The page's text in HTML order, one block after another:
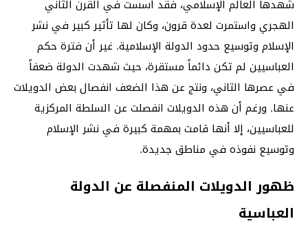
شهدها العالم الإسلامي، فقد أسست في القرن الثاني
الهجري واستمرت لعدة قرون، وكان لها تأثير كبير في نشر
الإسلام وتوسيع حدود الدولة الإسلامية. غير أن فترة حكم
العباسيين لم تكن دائماً مستقرة، حيث شهدت الدولة ضعفاً
في عصرها الثاني، ونتج عن هذا الضعف انفصال بعض الدويلات
عنها. ورغم أن هذه الدويلات انفصلت عن السلطة المركزية
للعباسيين، إلا أنها قامت بمهمة كبيرة في نشر الإسلام
وتوسيع نفوذه في مناطق جديدة.
ظهور الدويلات المنفصلة عن الدولة
العباسية